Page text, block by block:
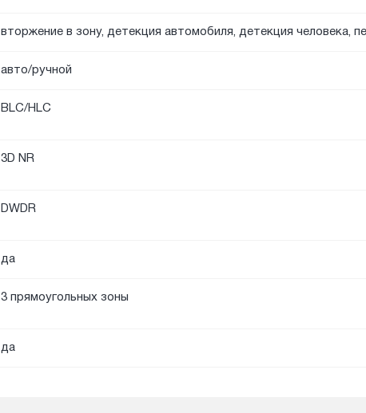
вторжение в зону, детекция автомобиля, детекция человека,
авто/ручной
BLC/HLC
3D NR
DWDR
да
3 прямоугольных зоны
да